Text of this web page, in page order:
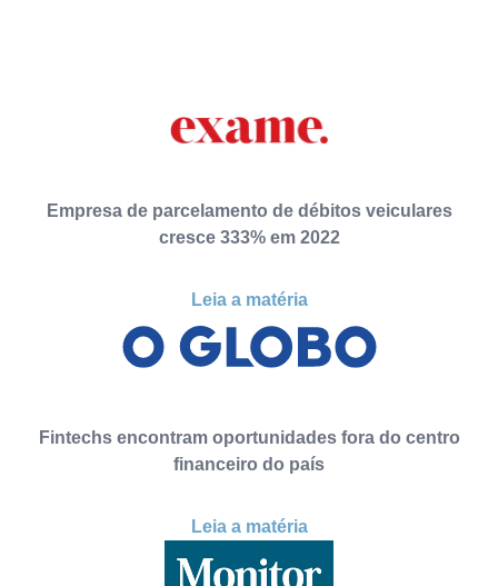
Empresa de parcelamento de débitos veiculares
cresce 333% em 2022
Leia a matéria
Fintechs encontram oportunidades fora do centro
financeiro do país
Leia a matéria